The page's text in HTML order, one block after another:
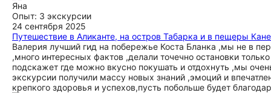
Яна
Опыт: 3 экскурсии
24 сентября 2025
Путешествие в Аликанте, на остров Табарка и в пещеры
Валерия лучший гид на побережье Коста Бланка ,мы не в
,много интересных фактов ,делали точечно остановки
подскажет где можно вкусно покушать и отдохнуть ,мы
экскурсии получили массу новых знаний ,эмоций и
крепкого здоровья и успехов,пусть побольше будет